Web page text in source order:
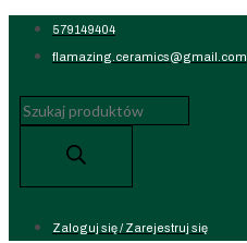
Koniec
treści
579149404
flamazing.ceramics@gmail.com
Wyszukiwarka
produktów
Zaloguj się / Zarejestruj się